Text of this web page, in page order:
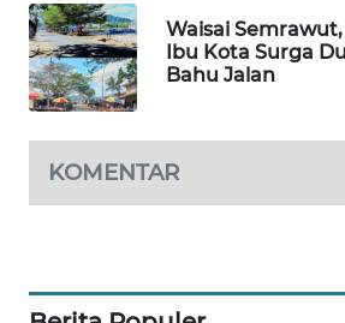
Waisai
Ibu Kota Surga
Bahu Jalan
KOMENTAR
ID
MAWAKA
ID
MARTABAT